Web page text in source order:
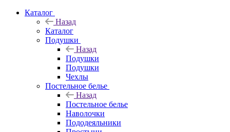
Каталог
Назад
Каталог
Подушки
Назад
Подушки
Подушки
Чехлы
Постельное белье
Назад
Постельное белье
Наволочки
Пододеяльники